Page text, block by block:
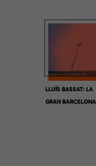
LLUÍS BASSAT: LA
GRAN BARCELONA